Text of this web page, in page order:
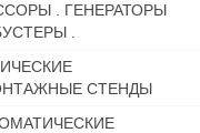
. ГЕНЕРАТОРЫ
.
СТЕНДЫ